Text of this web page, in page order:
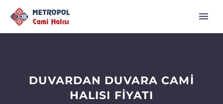
DUVARDAN DUVARA CAMI
HALISI FIYATI